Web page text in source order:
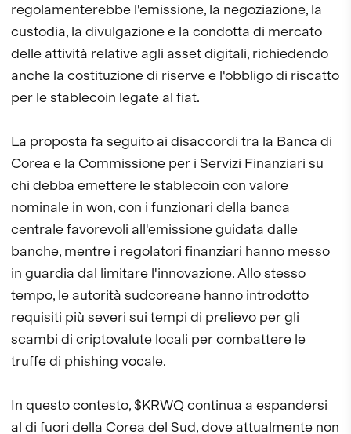
regolamenterebbe l'emissione, la negoziazione, la
custodia, la divulgazione e la condotta di mercato
delle attività relative agli asset digitali, richiedendo
anche la costituzione di riserve e l'obbligo di riscatto
per le stablecoin legate al fiat.
La proposta fa seguito ai disaccordi tra la Banca di
Corea e la Commissione per i Servizi Finanziari su
chi debba emettere le stablecoin con valore
nominale in won, con i funzionari della banca
centrale favorevoli all'emissione guidata dalle
banche, mentre i regolatori finanziari hanno messo
in guardia dal limitare l'innovazione. Allo stesso
tempo, le autorità sudcoreane hanno introdotto
requisiti più severi sui tempi di prelievo per gli
scambi di criptovalute locali per combattere le
truffe di phishing vocale.
In questo contesto, $KRWQ continua a espandersi
al di fuori della Corea del Sud, dove attualmente non